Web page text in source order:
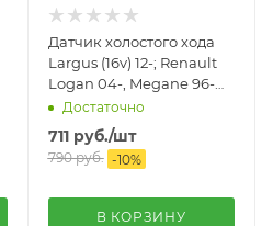
Датчик холостого хода
Largus (16v) 12-; Renault
Logan 04-, Megane 96-
(16v) Siemens
Достаточно
711руб./шт
790руб. -10%
В КОРЗИНУ